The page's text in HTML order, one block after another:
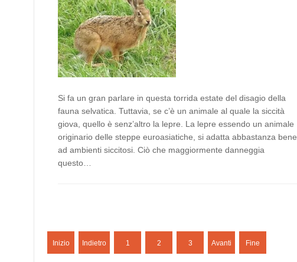
Si fa un gran parlare in questa torrida estate del disagio della
fauna selvatica. Tuttavia, se c’è un animale al quale la siccità
giova, quello è senz’altro la lepre. La lepre essendo un animale
originario delle steppe euroasiatiche, si adatta abbastanza bene
ad ambienti siccitosi. Ciò che maggiormente danneggia
questo…
Inizio Indietro 1 2 3 Avanti Fine